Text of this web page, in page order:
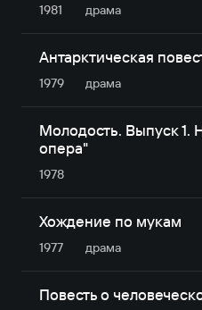
1981 драма
Антарктическая
1979 драма
Молодость. Выпуск 1.
опера"
1978
Хождение по мукам
1977 драма
Повесть о